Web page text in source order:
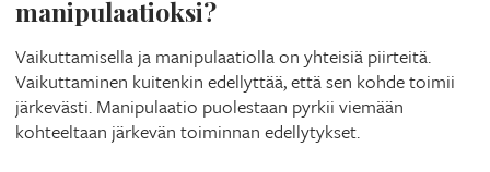
manipulaatioksi?
Vaikuttamisella ja manipulaatiolla on yhteisiä piirteitä.
Vaikuttaminen kuitenkin edellyttää, että sen kohde toimii
järkevästi. Manipulaatio puolestaan pyrkii viemään
kohteeltaan järkevän toiminnan edellytykset.